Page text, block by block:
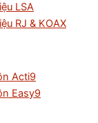
LSA
RJ & KOAX
Acti9
Easy9